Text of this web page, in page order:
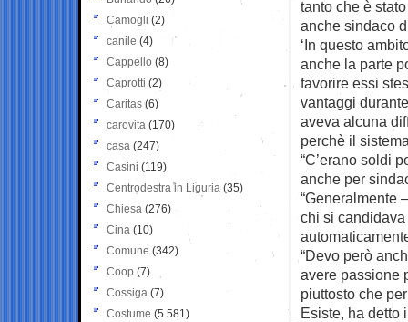
tanto che è
anche sindaco
‘In questo
anche la parte
favorire essi
vantaggi
aveva alcuna
perchè il
“C’erano soldi
anche per
“Generalmente
chi si
“Devo però
avere passione
piuttosto che
Esiste, ha detto
Camogli (2)
canile (4)
Cappello (8)
Caprotti (2)
Caritas (6)
carovita (170)
casa (247)
Casini (119)
Centrodestra in Liguria (35)
Chiesa (276)
Cina (10)
Comune (342)
Coop (7)
Cossiga (7)
Costume (5.581)